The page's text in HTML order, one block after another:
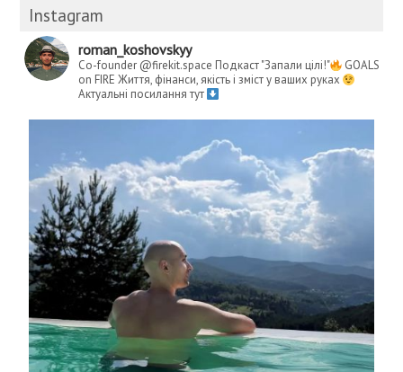
Instagram
roman_koshovskyy
Co-founder @firekit.space Подкаст "Запали цілі!"
GOALS
on FIRE Життя, фінанси, якість і зміст у ваших руках
Актуальні посилання тут